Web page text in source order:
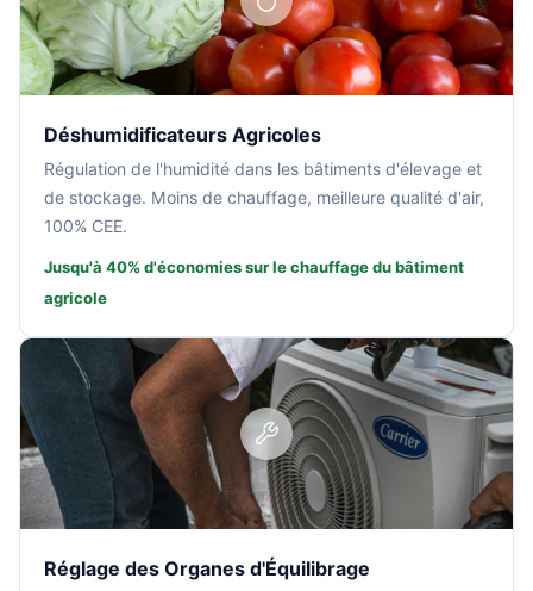
Déshumidificateurs Agricoles
Régulation de l'humidité dans les bâtiments d'élevage et
de stockage. Moins de chauffage, meilleure qualité d'air,
100% CEE.
Jusqu'à 40% d'économies sur le chauffage du bâtiment
agricole
Réglage des Organes d'Équilibrage